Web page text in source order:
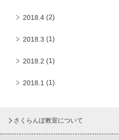
2018.4 (2)
2018.3 (1)
2018.2 (1)
2018.1 (1)
さくらんぼ教室について